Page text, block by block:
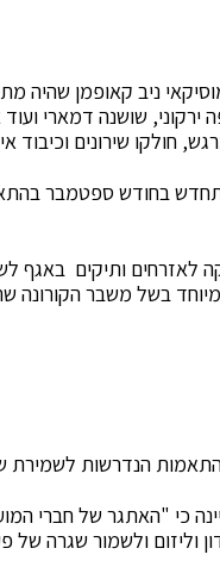
ניב קאופמן שהיה
שושנה דמארי ועוד
חולקו שירונים וכיבוד
בחודש ספטמבר
לאזרחים ותיקים באגף
בשל משבר הקורונה
הנדרשות לשמירת
כי "האתגר של חברי
ולשמור שגרה של